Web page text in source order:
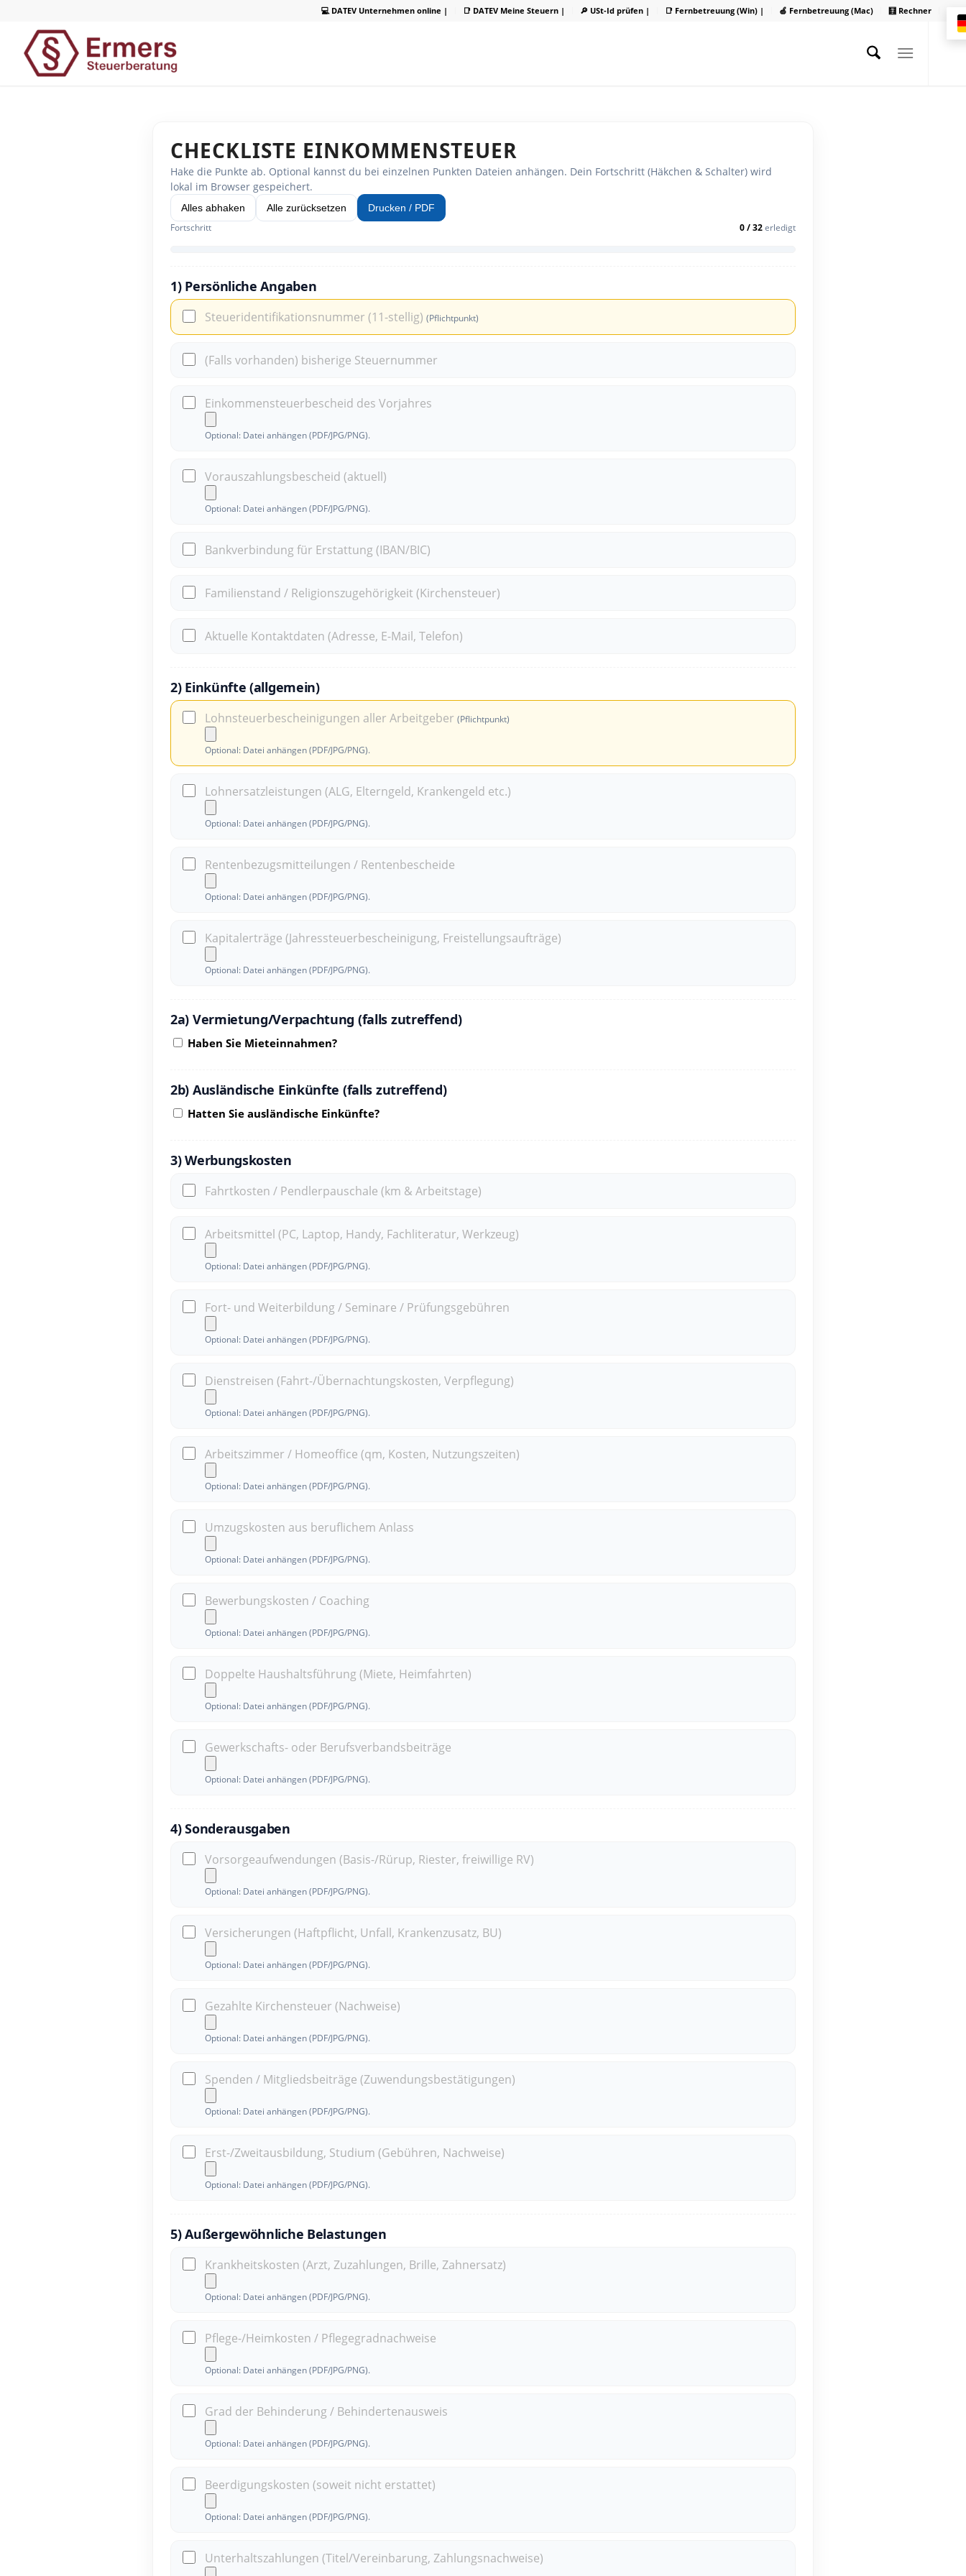
💻 DATEV Unternehmen online | 📑 DATEV Meine Steuern | 🔎 USt-Id prüfen | 📑 Fernbetreuung (Win) | 🍏 Fernbetreuung (Mac) 🧮 Rechner
CHECKLISTE EINKOMMENSTEUER
Hake die Punkte ab. Optional kannst du bei einzelnen Punkten Dateien anhängen. Dein Fortschritt (Häkchen & Schalter) wird
lokal im Browser gespeichert.
Alles abhaken Alle zurücksetzen Drucken / PDF
Fortschritt 0 / 32erledigt
1) Persönliche Angaben
Steueridentifikationsnummer (11-stellig) (Pflichtpunkt)
(Falls vorhanden) bisherige Steuernummer
Einkommensteuerbescheid des Vorjahres
Optional: Datei anhängen (PDF/JPG/PNG).
Vorauszahlungsbescheid (aktuell)
Optional: Datei anhängen (PDF/JPG/PNG).
Bankverbindung für Erstattung (IBAN/BIC)
Familienstand / Religionszugehörigkeit (Kirchensteuer)
Aktuelle Kontaktdaten (Adresse, E-Mail, Telefon)
2) Einkünfte (allgemein)
Lohnsteuerbescheinigungen aller Arbeitgeber (Pflichtpunkt)
Optional: Datei anhängen (PDF/JPG/PNG).
Lohnersatzleistungen (ALG, Elterngeld, Krankengeld etc.)
Optional: Datei anhängen (PDF/JPG/PNG).
Rentenbezugsmitteilungen / Rentenbescheide
Optional: Datei anhängen (PDF/JPG/PNG).
Kapitalerträge (Jahressteuerbescheinigung, Freistellungsaufträge)
Optional: Datei anhängen (PDF/JPG/PNG).
2a) Vermietung/Verpachtung (falls zutreffend)
Haben Sie Mieteinnahmen?
2b) Ausländische Einkünfte (falls zutreffend)
Hatten Sie ausländische Einkünfte?
3) Werbungskosten
Fahrtkosten / Pendlerpauschale (km & Arbeitstage)
Arbeitsmittel (PC, Laptop, Handy, Fachliteratur, Werkzeug)
Optional: Datei anhängen (PDF/JPG/PNG).
Fort- und Weiterbildung / Seminare / Prüfungsgebühren
Optional: Datei anhängen (PDF/JPG/PNG).
Dienstreisen (Fahrt-/Übernachtungskosten, Verpflegung)
Optional: Datei anhängen (PDF/JPG/PNG).
Arbeitszimmer / Homeoffice (qm, Kosten, Nutzungszeiten)
Optional: Datei anhängen (PDF/JPG/PNG).
Umzugskosten aus beruflichem Anlass
Optional: Datei anhängen (PDF/JPG/PNG).
Bewerbungskosten / Coaching
Optional: Datei anhängen (PDF/JPG/PNG).
Doppelte Haushaltsführung (Miete, Heimfahrten)
Optional: Datei anhängen (PDF/JPG/PNG).
Gewerkschafts- oder Berufsverbandsbeiträge
Optional: Datei anhängen (PDF/JPG/PNG).
4) Sonderausgaben
Vorsorgeaufwendungen (Basis-/Rürup, Riester, freiwillige RV)
Optional: Datei anhängen (PDF/JPG/PNG).
Versicherungen (Haftpflicht, Unfall, Krankenzusatz, BU)
Optional: Datei anhängen (PDF/JPG/PNG).
Gezahlte Kirchensteuer (Nachweise)
Optional: Datei anhängen (PDF/JPG/PNG).
Spenden / Mitgliedsbeiträge (Zuwendungsbestätigungen)
Optional: Datei anhängen (PDF/JPG/PNG).
Erst-/Zweitausbildung, Studium (Gebühren, Nachweise)
Optional: Datei anhängen (PDF/JPG/PNG).
5) Außergewöhnliche Belastungen
Krankheitskosten (Arzt, Zuzahlungen, Brille, Zahnersatz)
Optional: Datei anhängen (PDF/JPG/PNG).
Pflege-/Heimkosten / Pflegegradnachweise
Optional: Datei anhängen (PDF/JPG/PNG).
Grad der Behinderung / Behindertenausweis
Optional: Datei anhängen (PDF/JPG/PNG).
Beerdigungskosten (soweit nicht erstattet)
Optional: Datei anhängen (PDF/JPG/PNG).
Unterhaltszahlungen (Titel/Vereinbarung, Zahlungsnachweise)